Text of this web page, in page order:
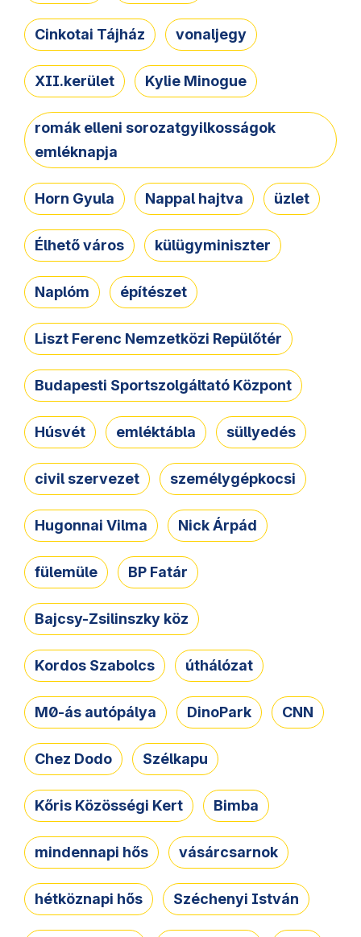
Cinkotai Tájház vonaljegy
XII.kerület Kylie Minogue
romák elleni sorozatgyilkosságok
emléknapja
Horn Gyula Nappal hajtva üzlet
Élhető város külügyminiszter
Naplóm építészet
Liszt Ferenc Nemzetközi Repülőtér
Budapesti Sportszolgáltató Központ
Húsvét emléktábla süllyedés
civil szervezet személygépkocsi
Hugonnai Vilma Nick Árpád
fülemüle BP Fatár
Bajcsy-Zsilinszky köz
Kordos Szabolcs úthálózat
M0-ás autópálya DinoPark CNN
Chez Dodo Szélkapu
Kőris Közösségi Kert Bimba
mindennapi hős vásárcsarnok
hétköznapi hős Széchenyi István